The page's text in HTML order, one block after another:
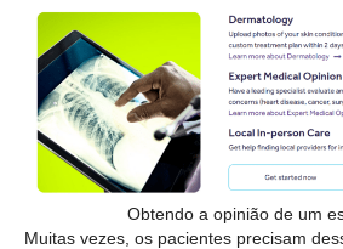
Obtendo a opinião de um
Muitas vezes, os pacientes precisam